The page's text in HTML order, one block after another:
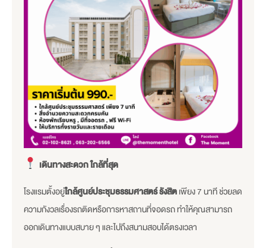
เดินทางสะดวก ใกล้ที่สุด
โรงแรมตั้งอยู่ใกล้ศูนย์ประชุมธรรมศาสตร์ รังสิตเพียง 7 นาที ช่วยลด
ความกังวลเรื่องรถติดหรือการหาสถานที่จอดรถ ทำให้คุณสามารถ
ออกเดินทางแบบสบาย ๆ และไปถึงสนามสอบได้ตรงเวลา